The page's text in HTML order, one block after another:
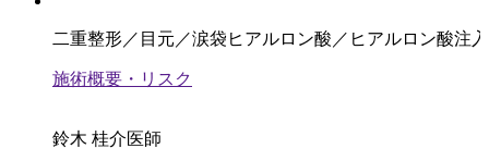
二重整形／目元／涙袋ヒアルロン酸／ヒアルロン酸注入
施術概要・リスク
鈴木 桂介医師